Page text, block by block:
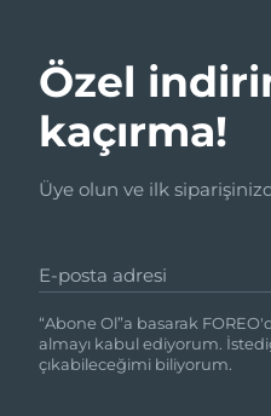
Özel
kaçırma!
Üye olun ve ilk
E-posta adresi
“Abone Ol”a basarak
almayı kabul ediyorum.
çıkabileceğimi biliyorum.